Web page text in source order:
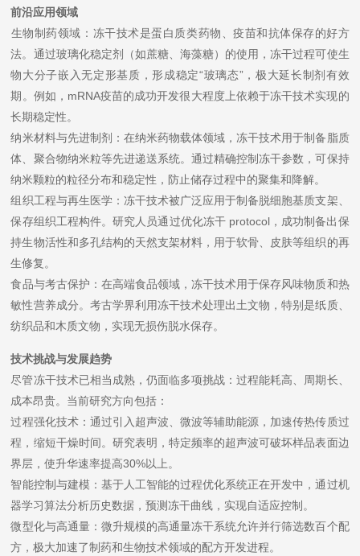
前沿应用领域
​​生物制药领域​​：冻干技术是蛋白质类药物、疫苗和抗体保存的好方
法。通过玻璃化稳定剂（如蔗糖、海藻糖）的使用，冻干过程可使生
物大分子嵌入无定形基质，形成稳定“玻璃态”，极大延长制剂有效
期。例如，mRNA疫苗的成功开发很大程度上依赖于冻干技术实现的
长期稳定性。
​​纳米材料与先进制剂​​：在纳米药物载体领域，冻干技术用于制备脂质
体、聚合物纳米粒等先进递送系统。通过精确控制冻干参数，可保持
纳米颗粒的粒径分布和稳定性，防止储存过程中的聚集和降解。
​​组织工程与再生医学​​：冻干技术被广泛应用于制备脱细胞基质支架、
保存组织工程构件。研究人员通过优化冻干 protocol，成功制备出保
持生物活性和多孔结构的天然支架材料，用于软骨、皮肤等组织的再
生修复。
​​食品与考古保护​​：在高端食品领域，冻干技术用于保存风味物质和热
敏性营养成分。考古学界利用冻干技术处理出土文物，特别是纸质、
纺织品和木质文物，实现无损伤脱水保存。
技术挑战与发展趋势
尽管冻干技术已相当成熟，仍面临多项挑战：过程能耗高、周期长、
成本昂贵。当前研究方向包括：
​​过程强化技术​​：通过引入超声波、微波等辅助能源，加速传热传质过
程，缩短干燥时间。研究表明，特定频率的超声波可破坏样品表面边
界层，使升华速率提高30%以上。
​​智能控制与建模​​：基于人工智能的过程优化系统正在开发中，通过机
器学习算法分析历史数据，预测冻干曲线，实现自适应控制。
​​微型化与高通量​​：微升规模的高通量冻干系统允许并行筛选数百个配
方，极大加速了制药和生物技术领域的配方开发进程。